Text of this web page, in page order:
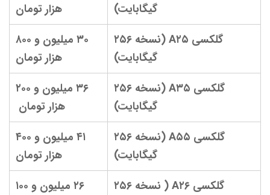
گیگابایت)
هزار تومان
گلکسی A۲۵ (نسخه ۲۵۶
گیگابایت)
۳۰ میلیون و ۸۰۰
هزار تومان
گلکسی A۳۵ (نسخه ۲۵۶
گیگابایت)
۳۶ میلیون و ۲۰۰
هزار تومان
گلکسی A۵۵ (نسخه ۲۵۶
گیگابایت)
۴۱ میلیون و ۴۰۰
هزار تومان
گلکسی A۲۶ ( نسخه ۲۵۶
۲۶ میلیون و ۱۰۰